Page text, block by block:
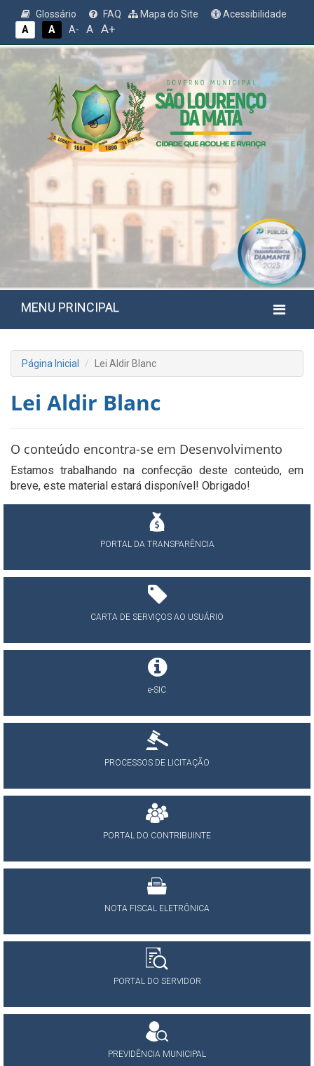
Glossário FAQ Mapa do Site
Acessibilidade
A
A A- A A+
MENU PRINCIPAL
Página Inicial Lei Aldir Blanc
Lei Aldir Blanc
O conteúdo encontra-se em Desenvolvimento
Estamos trabalhando na confecção deste conteúdo, em
breve, este material estará disponível! Obrigado!
PORTAL DA TRANSPARÊNCIA
CARTA DE SERVIÇOS AO USUÁRIO
e-SIC
PROCESSOS DE LICITAÇÃO
PORTAL DO CONTRIBUINTE
NOTA FISCAL ELETRÔNICA
PORTAL DO SERVIDOR
PREVIDÊNCIA MUNICIPAL